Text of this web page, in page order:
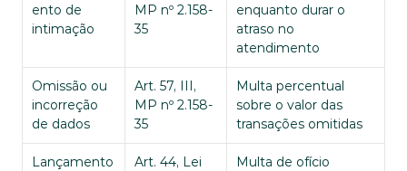
ento de
intimação
MP nº 2.158-
35
enquanto durar o
atraso no
atendimento
Omissão ou
incorreção
de dados
Art. 57, III,
MP nº 2.158-
35
Multa percentual
sobre o valor das
transações omitidas
Lançamento
Art. 44, Lei
Multa de ofício